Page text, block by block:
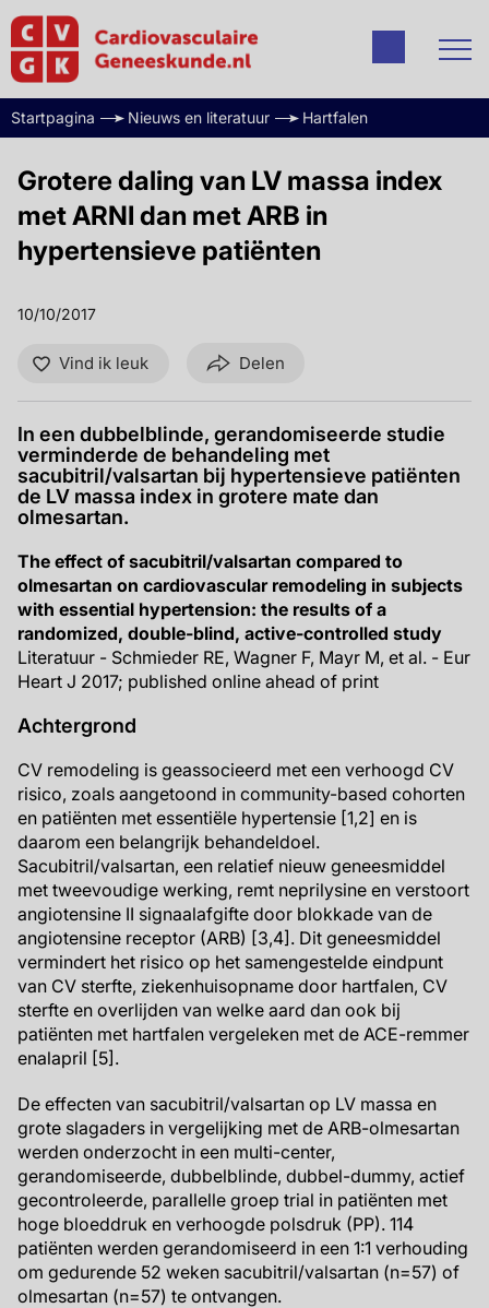
Startpagina Nieuws en literatuur Hartfalen
Grotere daling van LV massa index
met ARNI dan met ARB in
hypertensieve patiënten
10/10/2017
Vind ik leuk Delen
In een dubbelblinde, gerandomiseerde studie
verminderde de behandeling met
sacubitril/valsartan bij hypertensieve patiënten
de LV massa index in grotere mate dan
olmesartan.
The effect of sacubitril/valsartan compared to
olmesartan on cardiovascular remodeling in subjects
with essential hypertension: the results of a
randomized, double-blind, active-controlled study
Literatuur - Schmieder RE, Wagner F, Mayr M, et al. - Eur
Heart J 2017; published online ahead of print
Achtergrond
CV remodeling is geassocieerd met een verhoogd CV
risico, zoals aangetoond in community-based cohorten
en patiënten met essentiële hypertensie [1,2] en is
daarom een belangrijk behandeldoel.
Sacubitril/valsartan, een relatief nieuw geneesmiddel
met tweevoudige werking, remt neprilysine en verstoort
angiotensine II signaalafgifte door blokkade van de
angiotensine receptor (ARB) [3,4]. Dit geneesmiddel
vermindert het risico op het samengestelde eindpunt
van CV sterfte, ziekenhuisopname door hartfalen, CV
sterfte en overlijden van welke aard dan ook bij
patiënten met hartfalen vergeleken met de ACE-remmer
enalapril [5].
De effecten van sacubitril/valsartan op LV massa en
grote slagaders in vergelijking met de ARB-olmesartan
werden onderzocht in een multi-center,
gerandomiseerde, dubbelblinde, dubbel-dummy, actief
gecontroleerde, parallelle groep trial in patiënten met
hoge bloeddruk en verhoogde polsdruk (PP). 114
patiënten werden gerandomiseerd in een 1:1 verhouding
om gedurende 52 weken sacubitril/valsartan (n=57) of
olmesartan (n=57) te ontvangen.